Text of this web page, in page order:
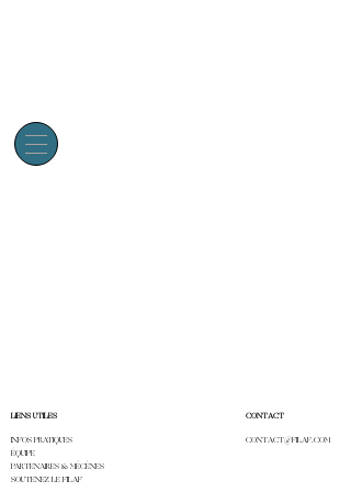
LIENS UTILES
INFOS PRATIQUES
ÉQUIPE
PARTENAIRES & MÉCÈNES
SOUTENEZ LE FILAF
CONTACT
CONTACT@FILAF.COM